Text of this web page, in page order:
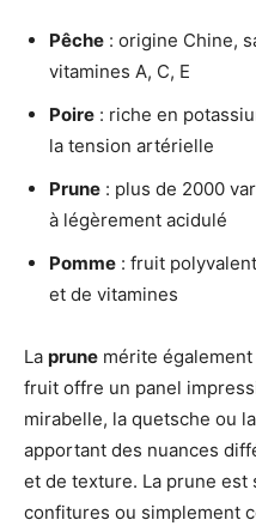
Pêche : origine Chine,
vitamines A, C, E
Poire : riche en
la tension artérielle
Prune : plus de 2000
à légèrement acidulé
Pomme : fruit
et de vitamines
La prune mérite
fruit offre un panel
mirabelle, la quetsche ou
apportant des nuances
et de texture. La prune
confitures ou simplement